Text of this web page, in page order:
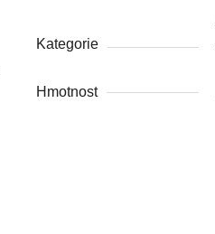
Kategorie
Hmotnost